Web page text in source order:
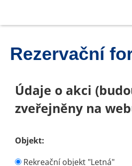
Rezervační
Údaje o akci
zveřejněny na
Objekt:
Rekreační objekt "Letná"